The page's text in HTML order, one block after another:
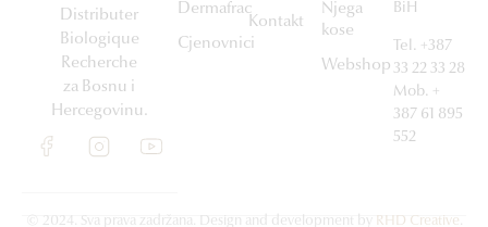
Distributer
Biologique
Recherche
za Bosnu i
Hercegovinu.
Dermafrac
Cjenovnici
Kontakt
Njega
kose
Webshop
BiH
Tel. +387
33 22 33 28
Mob. +
387 61 895
552
© 2024. Sva prava zadržana. Design and development by RHD Creative